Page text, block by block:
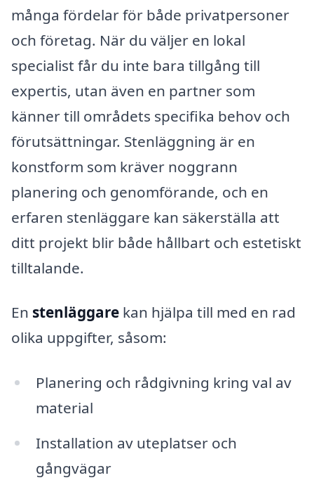
många fördelar för både privatpersoner
och företag. När du väljer en lokal
specialist får du inte bara tillgång till
expertis, utan även en partner som
känner till områdets specifika behov och
förutsättningar. Stenläggning är en
konstform som kräver noggrann
planering och genomförande, och en
erfaren stenläggare kan säkerställa att
ditt projekt blir både hållbart och estetiskt
tilltalande.
En stenläggare kan hjälpa till med en rad
olika uppgifter, såsom:
Planering och rådgivning kring val av
material
Installation av uteplatser och
gångvägar